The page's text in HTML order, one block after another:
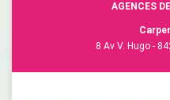
AGENCES
8 Av V. Hugo -